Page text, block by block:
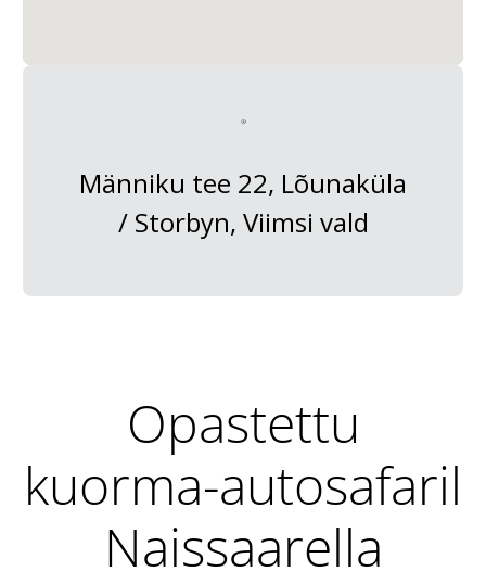
Männiku tee 22, Lõunaküla
/ Storbyn, Viimsi vald
Opastettu
kuorma-autosafaril
Naissaarella